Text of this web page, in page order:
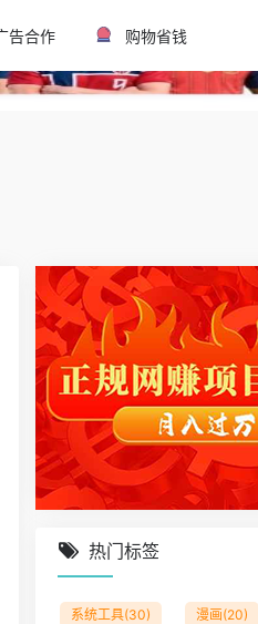
告合作 购物省钱
热门标签
系统工具(30) 漫画(20)